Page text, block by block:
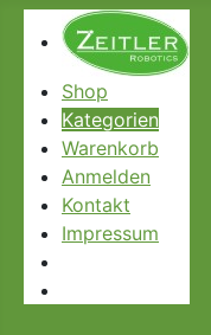
Shop
Kategorien
Warenkorb
Anmelden
Kontakt
Impressum